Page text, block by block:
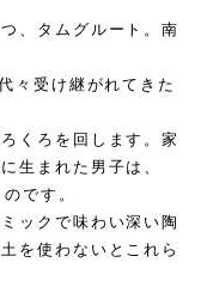
、タムグルート。南
々受け継がれてきた
くろを回します。 家
生まれた男子は、
です。
ックで味わい深い陶
を使わないとこれら